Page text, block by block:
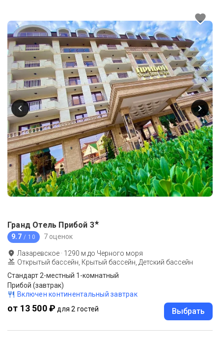
Гранд Отель Прибой 3★
9.7 / 10 7 оценок
Лазаревское · 1290 м до Черного моря
Открытый бассейн, Крытый бассейн, Детский бассейн
Стандарт 2-местный 1-комнатный
Прибой (завтрак)
Включен континентальный завтрак
от 13 500 ₽ для 2 гостей Выбрать